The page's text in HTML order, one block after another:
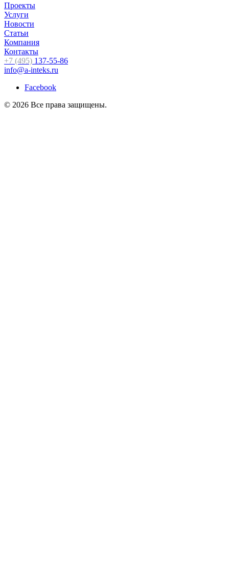
Проекты
Услуги
Новости
Статьи
Компания
Контакты
+7 (495) 137-55-86
info@a-inteks.ru
Facebook
© 2026 Все права защищены.